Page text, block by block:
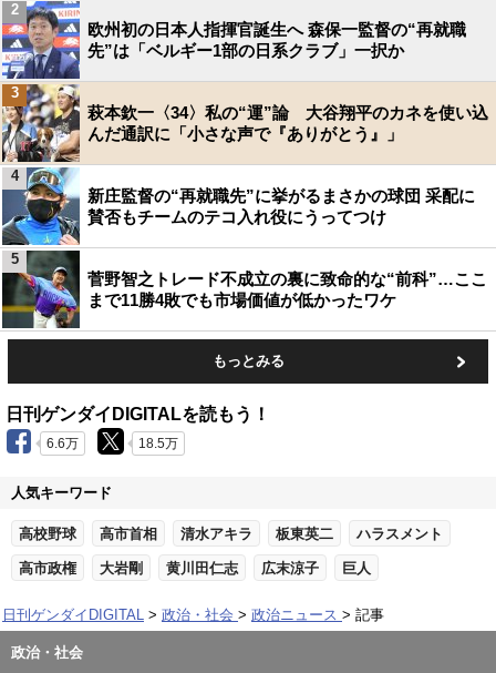
欧州初の日本人指揮官誕生へ 森保一監督の“再就職
先”は「ベルギー1部の日系クラブ」一択か
2
萩本欽一〈34〉私の“運”論 大谷翔平のカネを使い込
んだ通訳に「小さな声で『ありがとう』」
3
新庄監督の“再就職先”に挙がるまさかの球団 采配に
賛否もチームのテコ入れ役にうってつけ
4
菅野智之トレード不成立の裏に致命的な“前科”…ここ
まで11勝4敗でも市場価値が低かったワケ
5
もっとみる
日刊ゲンダイDIGITALを読もう！
6.6万 18.5万
人気キーワード
高校野球 高市首相 清水アキラ 板東英二 ハラスメント
高市政権 大岩剛 黄川田仁志 広末涼子 巨人
日刊ゲンダイDIGITAL 政治・社会 政治ニュース 記事
政治・社会